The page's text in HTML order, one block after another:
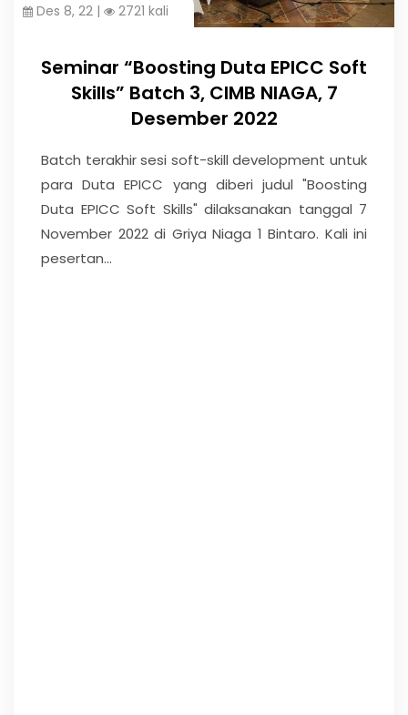
Des 8, 22 | 2721 kali
Seminar “Boosting Duta EPICC Soft
Skills” Batch 3, CIMB NIAGA, 7
Desember 2022
Batch terakhir sesi soft-skill development untuk
para Duta EPICC yang diberi judul "Boosting
Duta EPICC Soft Skills" dilaksanakan tanggal 7
November 2022 di Griya Niaga 1 Bintaro. Kali ini
pesertan...